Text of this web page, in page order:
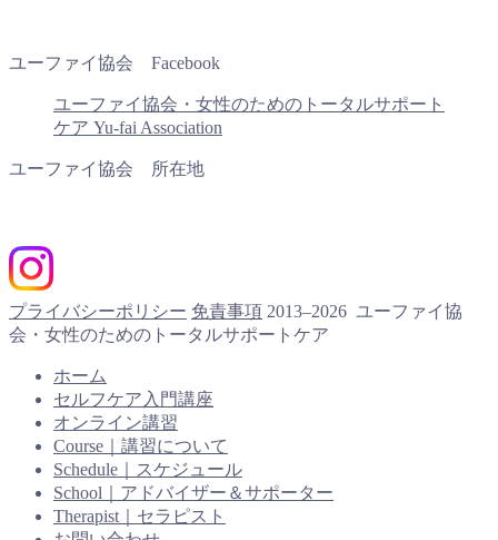
ユーファイ協会 Facebook
ユーファイ協会・女性のためのトータルサポート
ケア Yu-fai Association
ユーファイ協会 所在地
プライバシーポリシー 免責事項 2013–2026 ユーファイ協
会・女性のためのトータルサポートケア
ホーム
セルフケア入門講座
オンライン講習
Course｜講習について
Schedule｜スケジュール
School｜アドバイザー＆サポーター
Therapist｜セラピスト